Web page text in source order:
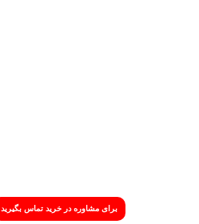
برای مشاوره در خرید تماس بگیرید